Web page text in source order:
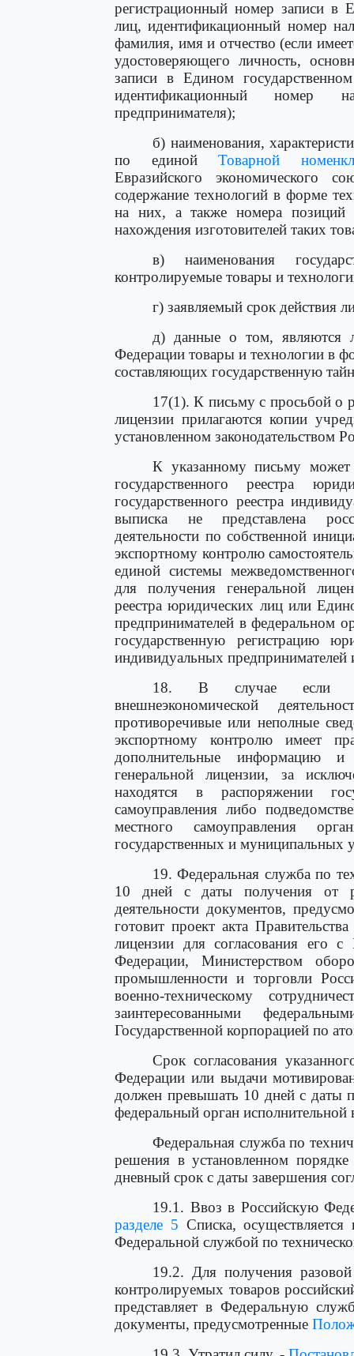
регистрационный номер записи в
лиц, идентификационный номер
фамилия, имя и отчество (если
удостоверяющего личность,
записи в Едином
идентификационный номер
предпринимателя);
б) наименования,
по единойТоварной
Евразийского экономического
содержание технологий в форме
на них, а также номера
нахождения изготовителей таких
в) наименования
контролируемые товары и
г) заявляемый срок действия
д) данные о том, являются
Федерации товары и технологии в
составляющих государственную
17(1). К письму с просьбой о
лицензии прилагаются копии
установленном законодательством
К указанному письму
государственного реестра
государственного реестра
выписка не представлена
деятельности по собственной
экспортному контролю
единой системы
для получения генеральной
реестра юридических лиц или
предпринимателей в федеральном
государственную регистрацию
индивидуальных предпринимателей
18. В случае если
внешнеэкономической
противоречивые или неполные
экспортному контролю имеет
дополнительные информацию
генеральной лицензии, за
находятся в распоряжении
самоуправления либо
местного самоуправления
государственных и муниципальных
19. Федеральная служба по
10 дней с даты получения от
деятельности документов,
готовит проект акта
лицензии для согласования его
Федерации, Министерством
промышленности и торговли
военно-техническому
заинтересованными
Государственной корпорацией по
Срок согласования
Федерации или выдачи
должен превышать 10 дней с даты
федеральный орган исполнительной
Федеральная служба по
решения в установленном
дневный срок с даты завершения
19.1. Ввоз в Российскую
разделе 5 Списка,
Федеральной службой по
19.2. Для получения
контролируемых товаров
представляет в Федеральную
документы, предусмотренные